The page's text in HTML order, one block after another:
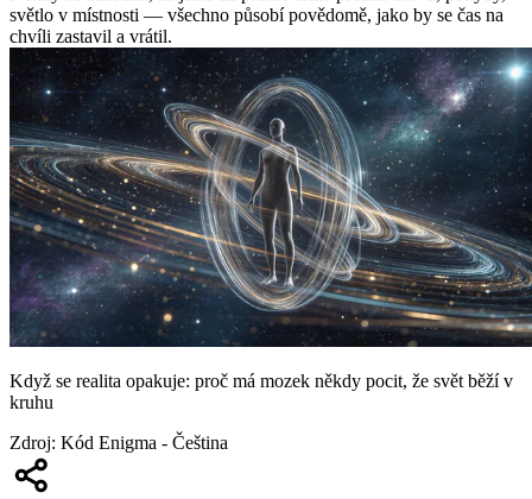
světlo v místnosti — všechno působí povědomě, jako by se čas na
chvíli zastavil a vrátil.
Když se realita opakuje: proč má mozek někdy pocit, že svět běží v
kruhu
Zdroj: Kód Enigma - Čeština